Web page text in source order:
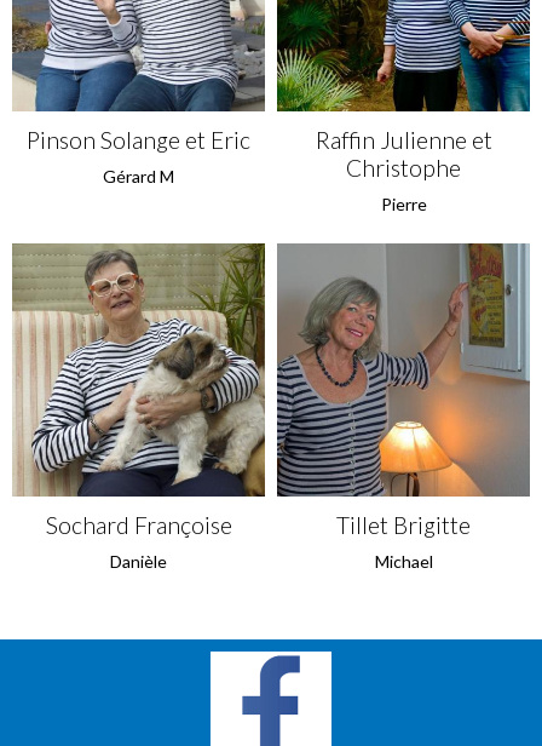
Pinson Solange et Eric
Gérard M
Raffin Julienne et
Christophe
Pierre
Sochard Françoise
Danièle
Tillet Brigitte
Michael